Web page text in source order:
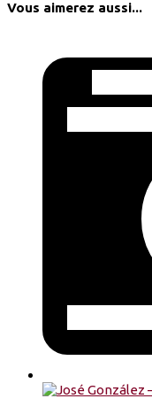
Vous aimerez aussi...